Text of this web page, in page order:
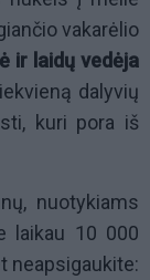
vakarėlio
ir laidų vedėja
dalyvių
kuri pora iš
nuotykiams
laikau 10 000
neapsigaukite: